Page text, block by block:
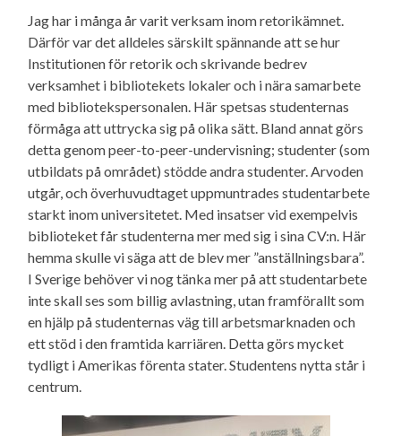
Jag har i många år varit verksam inom retorikämnet.
Därför var det alldeles särskilt spännande att se hur
Institutionen för retorik och skrivande bedrev
verksamhet i bibliotekets lokaler och i nära samarbete
med bibliotekspersonalen. Här spetsas studenternas
förmåga att uttrycka sig på olika sätt. Bland annat görs
detta genom peer-to-peer-undervisning; studenter (som
utbildats på området) stödde andra studenter. Arvoden
utgår, och överhuvudtaget uppmuntrades studentarbete
starkt inom universitetet. Med insatser vid exempelvis
biblioteket får studenterna mer med sig i sina CV:n. Här
hemma skulle vi säga att de blev mer ”anställningsbara”.
I Sverige behöver vi nog tänka mer på att studentarbete
inte skall ses som billig avlastning, utan framförallt som
en hjälp på studenternas väg till arbetsmarknaden och
ett stöd i den framtida karriären. Detta görs mycket
tydligt i Amerikas förenta stater. Studentens nytta står i
centrum.